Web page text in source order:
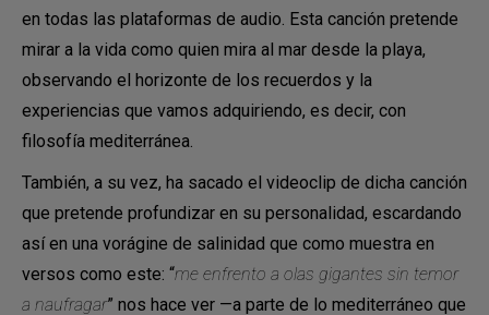
en todas las plataformas de audio. Esta canción pretende
mirar a la vida como quien mira al mar desde la playa,
observando el horizonte de los recuerdos y la
experiencias que vamos adquiriendo, es decir, con
filosofía mediterránea.
También, a su vez, ha sacado el videoclip de dicha canción
que pretende profundizar en su personalidad, escardando
así en una vorágine de salinidad que como muestra en
versos como este: “me enfrento a olas gigantes sin temor
a naufragar” nos hace ver —a parte de lo mediterráneo que